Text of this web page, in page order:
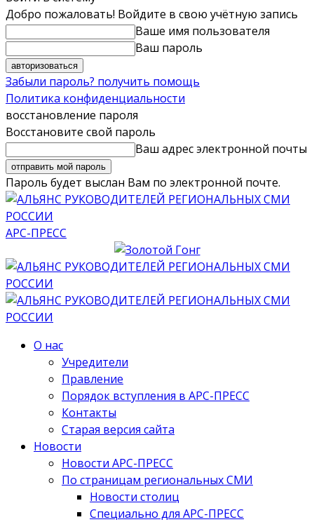
Добро пожаловать! Войдите в свою учётную запись
Ваше имя пользователя
Ваш пароль
Забыли пароль? получить помощь
Политика конфиденциальности
восстановление пароля
Восстановите свой пароль
Ваш адрес электронной почты
Пароль будет выслан Вам по электронной почте.
АРС-ПРЕСС
О нас
Учредители
Правление
Порядок вступления в АРС-ПРЕСС
Контакты
Старая версия сайта
Новости
Новости АРС-ПРЕСС
По страницам региональных СМИ
Новости столиц
Специально для АРС-ПРЕСС